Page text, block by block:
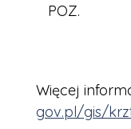
POZ.
Więcej
gov.pl/gis/